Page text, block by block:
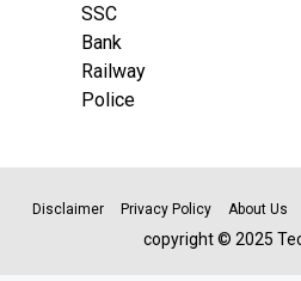
SSC
Bank
Railway
Police
Disclaimer Privacy Policy About Us
copyright © 2025